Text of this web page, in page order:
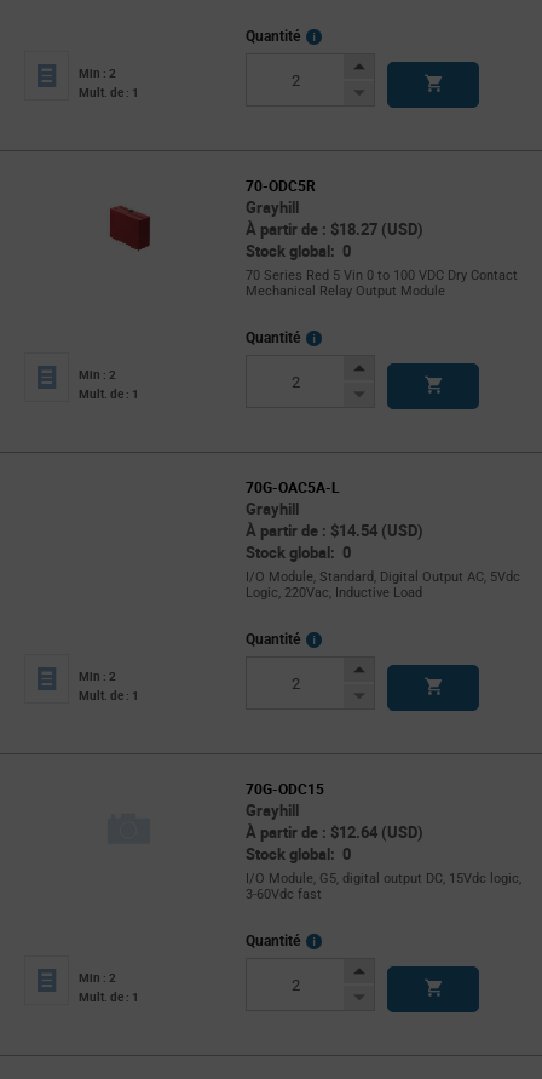
Min : 2
Mult. de : 1
Quantité
More
Increase
Decrease
70-ODC5R
Grayhill
À partir de : $18.27 (USD)
Stock global: 0
70 Series Red 5 Vin 0 to 100 VDC Dry Contact
Mechanical Relay Output Module
Min : 2
Mult. de : 1
Quantité
More
Increase
Decrease
70G-OAC5A-L
Grayhill
À partir de : $14.54 (USD)
Stock global: 0
I/O Module, Standard, Digital Output AC, 5Vdc
Logic, 220Vac, Inductive Load
Min : 2
Mult. de : 1
Quantité
More
Increase
Decrease
70G-ODC15
Grayhill
À partir de : $12.64 (USD)
Stock global: 0
I/O Module, G5, digital output DC, 15Vdc logic,
3-60Vdc fast
Min : 2
Mult. de : 1
Quantité
More
Increase
Decrease